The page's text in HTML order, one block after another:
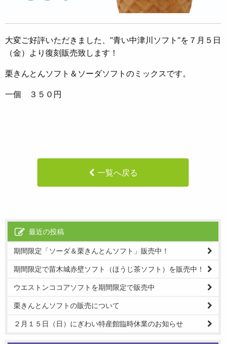
大変ご好評いただきました、”青い中津川ソフト”を７月５日
（金）より復刻販売致します！
栗きんとんソフト＆ソーダソフトのミックスです。
一個 ３５０円
一覧へ戻る
最近の投稿
期間限定「ソーダ＆栗きんとんソフト」販売中！
期間限定で苗木城赤壁ソフト（ほうじ茶ソフト）を販売中！
ウエストンココアソフトを期間限定で販売中
栗きんとんソフトの販売について
２月１５日（日）にぎわい特産館臨時休業のお知らせ